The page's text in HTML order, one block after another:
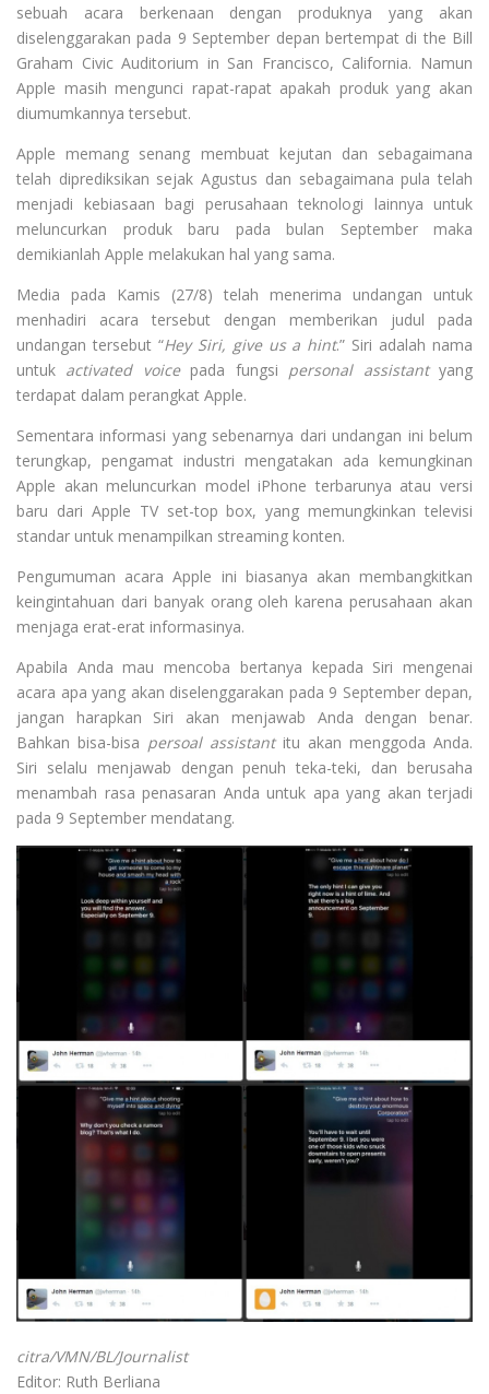
sebuah acara berkenaan dengan produknya yang akan
diselenggarakan pada 9 September depan bertempat di the Bill
Graham Civic Auditorium in San Francisco, California. Namun
Apple masih mengunci rapat-rapat apakah produk yang akan
diumumkannya tersebut.
Apple memang senang membuat kejutan dan sebagaimana
telah diprediksikan sejak Agustus dan sebagaimana pula telah
menjadi kebiasaan bagi perusahaan teknologi lainnya untuk
meluncurkan produk baru pada bulan September maka
demikianlah Apple melakukan hal yang sama.
Media pada Kamis (27/8) telah menerima undangan untuk
menhadiri acara tersebut dengan memberikan judul pada
undangan tersebut “Hey Siri, give us a hint.” Siri adalah nama
untuk activated voice pada fungsi personal assistantyang
terdapat dalam perangkat Apple.
Sementara informasi yang sebenarnya dari undangan ini belum
terungkap, pengamat industri mengatakan ada kemungkinan
Apple akan meluncurkan model iPhone terbarunya atau versi
baru dari Apple TV set-top box, yang memungkinkan televisi
standar untuk menampilkan streaming konten.
Pengumuman acara Apple ini biasanya akan membangkitkan
keingintahuan dari banyak orang oleh karena perusahaan akan
menjaga erat-erat informasinya.
Apabila Anda mau mencoba bertanya kepada Siri mengenai
acara apa yang akan diselenggarakan pada 9 September depan,
jangan harapkan Siri akan menjawab Anda dengan benar.
Bahkan bisa-bisa persoal assistant itu akan menggoda Anda.
Siri selalu menjawab dengan penuh teka-teki, dan berusaha
menambah rasa penasaran Anda untuk apa yang akan terjadi
pada 9 September mendatang.
citra/VMN/BL/Journalist
Editor: Ruth Berliana